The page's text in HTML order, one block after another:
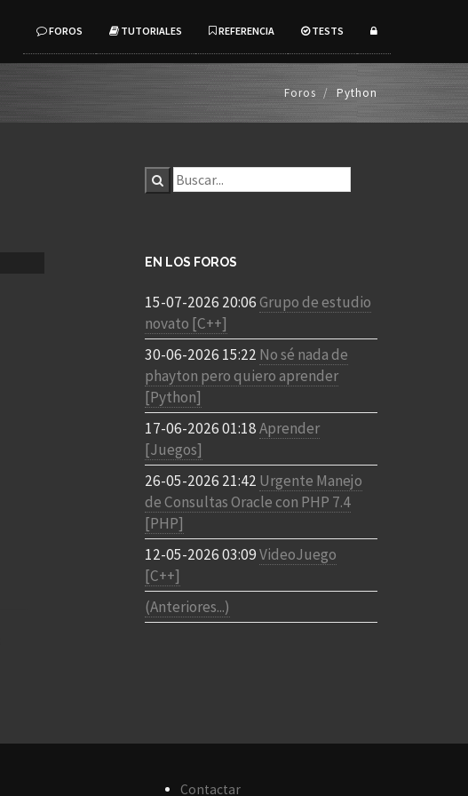
FOROS TUTORIALES REFERENCIA TESTS
Foros Python
EN LOS FOROS
15-07-2026 20:06Grupo de estudio
novato [C++]
30-06-2026 15:22 No sé nada de
phayton pero quiero aprender
[Python]
17-06-2026 01:18Aprender
[Juegos]
26-05-2026 21:42 Urgente Manejo
de Consultas Oracle con PHP 7.4
[PHP]
12-05-2026 03:09VideoJuego
[C++]
(Anteriores...)
Contactar